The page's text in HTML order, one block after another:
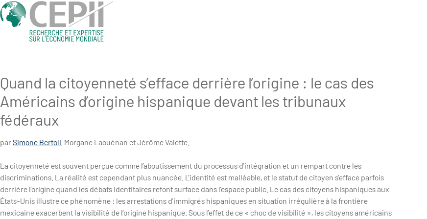
Quand la citoyenneté s’efface derrière l’origine : le cas des
Américains d’origine hispanique devant les tribunaux
fédéraux
parSimone Bertoli, Morgane Laouénan et Jérôme Valette.
La citoyenneté est souvent perçue comme l’aboutissement du processus d’intégration et un rempart contre les
discriminations. La réalité est cependant plus nuancée. L’identité est malléable, et le statut de citoyen s’efface parfois
derrière l’origine quand les débats identitaires refont surface dans l’espace public. Le cas des citoyens hispaniques aux
États-Unis illustre ce phénomène : les arrestations d’immigrés hispaniques en situation irrégulière à la frontière
mexicaine exacerbent la visibilité de l’origine hispanique. Sous l’effet de ce « choc de visibilité », les citoyens américains